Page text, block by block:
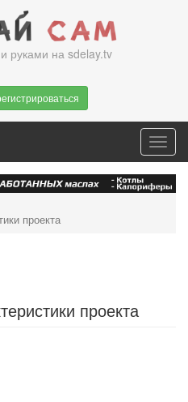
руками на sdelay.tv
проекта
проекта